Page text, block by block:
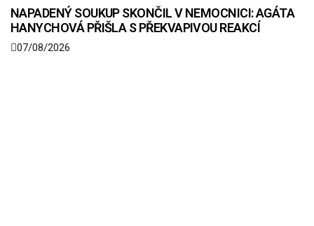
NAPADENÝ SOUKUP SKONČIL V NEMOCNICI: AGÁTA
HANYCHOVÁ PŘIŠLA S PŘEKVAPIVOU REAKCÍ
07/08/2026